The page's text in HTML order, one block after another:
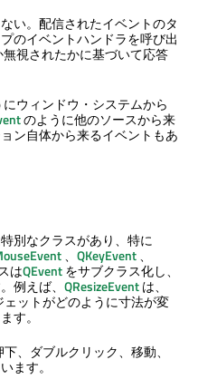
い。配信されたイベントのタ
のイベントハンドラを呼び出
視されたかに基づいて応答
ウィンドウ・システムから
のように他のソースから来
ン自体から来るイベントもあ
別なクラスがあり、特に
、 QKeyEvent、
はQEventをサブクラス化し、
例えば、 QResizeEventは、
ェットがどのように寸法が変
す。
、ダブルクリック、移動、
ます。